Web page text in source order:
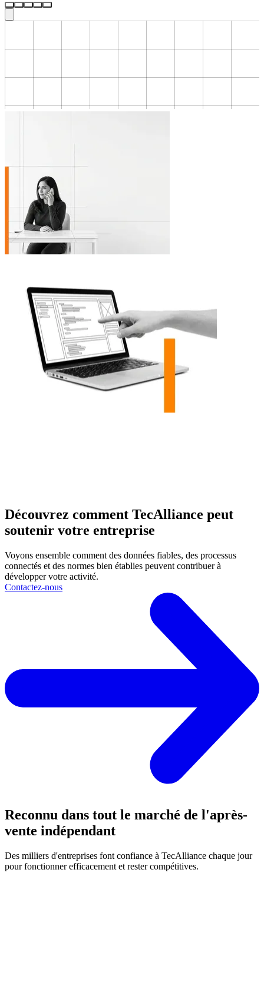
Découvrez comment TecAlliance peut
soutenir votre entreprise
Voyons ensemble comment des données fiables, des processus
connectés et des normes bien établies peuvent contribuer à
développer votre activité.
Contactez-nous
Reconnu dans tout le marché de l'après-
vente indépendant
Des milliers d'entreprises font confiance à TecAlliance chaque jour
pour fonctionner efficacement et rester compétitives.